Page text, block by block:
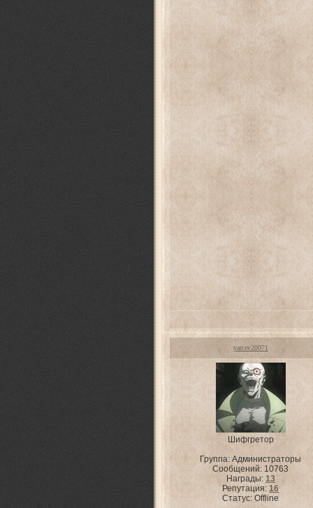
yarcev20071
Шифгретор
Группа: Администраторы
Сообщений: 10763
Награды: 13
Репутация:16
Статус:Offline